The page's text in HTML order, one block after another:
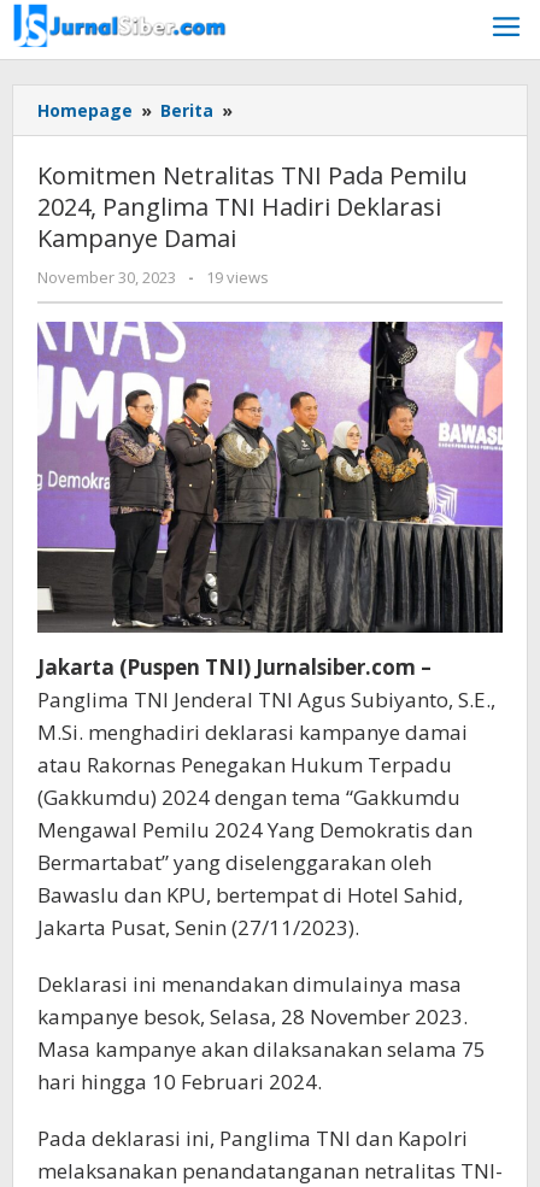
Skip
to
content
Homepage » Berita »
Netralitas
Pada
Pemilu
TNI
Hadiri
Deklarasi
Kampanye
Damai
Komitmen Netralitas TNI Pada Pemilu
2024, Panglima TNI Hadiri Deklarasi
Kampanye Damai
November 30, 2023
by
Jurnalsiber
- 19 views
Jakarta (Puspen TNI) Jurnalsiber.com –
Panglima TNI Jenderal TNI Agus Subiyanto, S.E.,
M.Si. menghadiri deklarasi kampanye damai
atau Rakornas Penegakan Hukum Terpadu
(Gakkumdu) 2024 dengan tema “Gakkumdu
Mengawal Pemilu 2024 Yang Demokratis dan
Bermartabat” yang diselenggarakan oleh
Bawaslu dan KPU, bertempat di Hotel Sahid,
Jakarta Pusat, Senin (27/11/2023).
Deklarasi ini menandakan dimulainya masa
kampanye besok, Selasa, 28 November 2023.
Masa kampanye akan dilaksanakan selama 75
hari hingga 10 Februari 2024.
Pada deklarasi ini, Panglima TNI dan Kapolri
melaksanakan penandatanganan netralitas TNI-